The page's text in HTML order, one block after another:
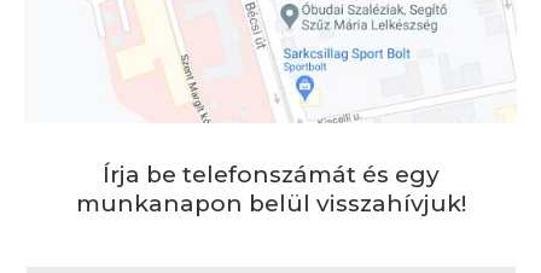
Írja be telefonszámát és egy
munkanapon belül visszahívjuk!